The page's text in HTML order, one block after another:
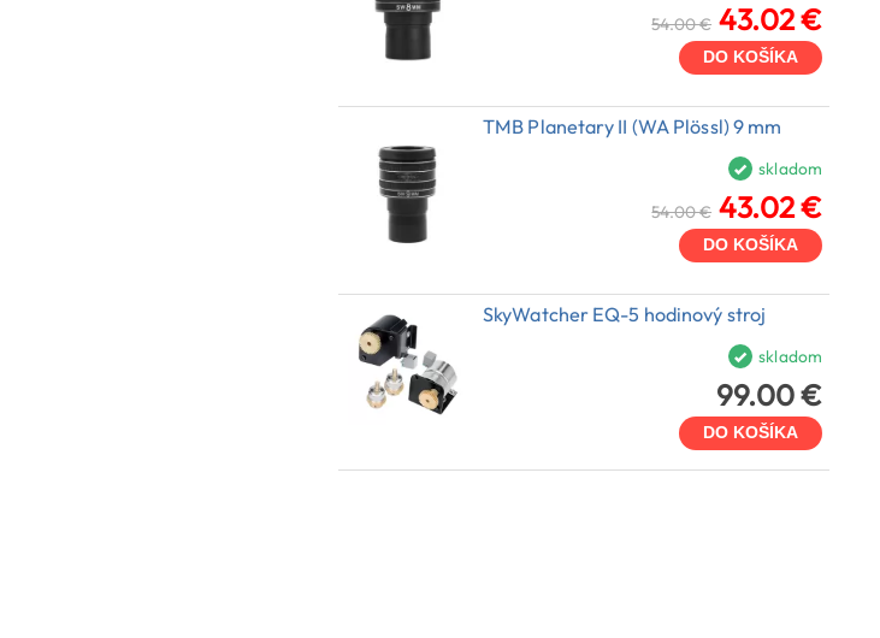
54.00 € 43.02 €
DO KOŠÍKA
TMB Planetary II (WA Plössl) 9 mm
skladom
54.00 € 43.02 €
DO KOŠÍKA
SkyWatcher EQ-5 hodinový stroj
skladom
99.00 €
DO KOŠÍKA